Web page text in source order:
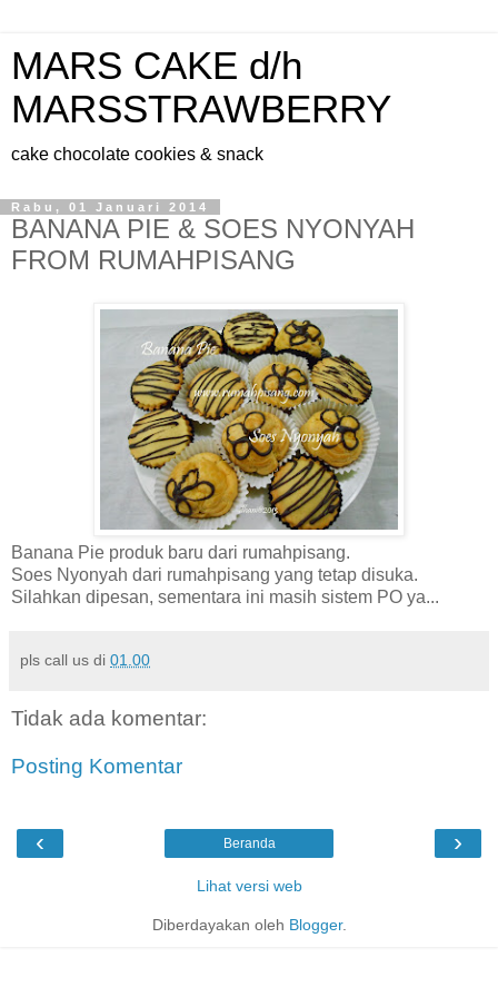
MARS CAKE d/h
MARSSTRAWBERRY
cake chocolate cookies & snack
Rabu, 01 Januari 2014
BANANA PIE & SOES NYONYAH
FROM RUMAHPISANG
Banana Pie produk baru dari rumahpisang.
Soes Nyonyah dari rumahpisang yang tetap disuka.
Silahkan dipesan, sementara ini masih sistem PO ya...
pls call us di 01.00
Tidak ada komentar:
Posting Komentar
‹ ›
Beranda
Lihat versi web
Diberdayakan oleh Blogger.